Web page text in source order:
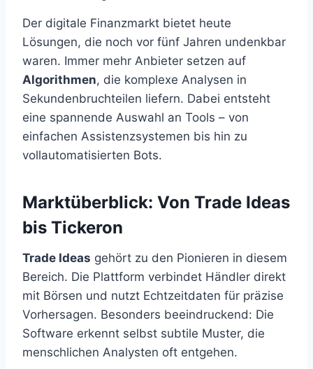
Der digitale Finanzmarkt bietet heute
Lösungen, die noch vor fünf Jahren undenkbar
waren. Immer mehr Anbieter setzen auf
Algorithmen, die komplexe Analysen in
Sekundenbruchteilen liefern. Dabei entsteht
eine spannende Auswahl an Tools – von
einfachen Assistenzsystemen bis hin zu
vollautomatisierten Bots.
Marktüberblick: Von Trade Ideas
bis Tickeron
Trade Ideas gehört zu den Pionieren in diesem
Bereich. Die Plattform verbindet Händler direkt
mit Börsen und nutzt Echtzeitdaten für präzise
Vorhersagen. Besonders beeindruckend: Die
Software erkennt selbst subtile Muster, die
menschlichen Analysten oft entgehen.